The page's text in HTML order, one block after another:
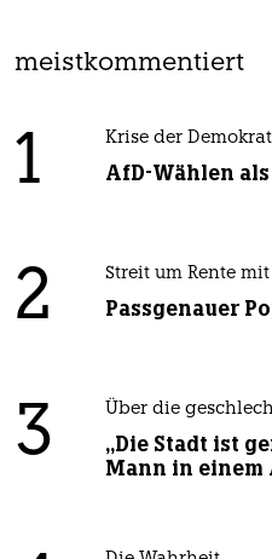
meistkommentiert
1 Krise der
AfD-Wählen
2 Streit um Rente mit
Passgenauer
3 Über die
„Die Stadt ist
Mann in einem